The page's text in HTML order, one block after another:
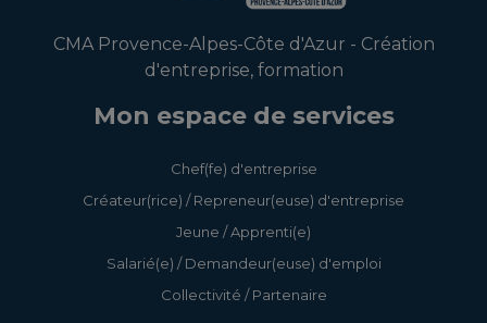
CMA Provence-Alpes-Côte d'Azur - Création
d'entreprise, formation
Mon espace de services
Chef(fe) d'entreprise
Créateur(rice) / Repreneur(euse) d'entreprise
Jeune / Apprenti(e)
Salarié(e) / Demandeur(euse) d'emploi
Collectivité / Partenaire